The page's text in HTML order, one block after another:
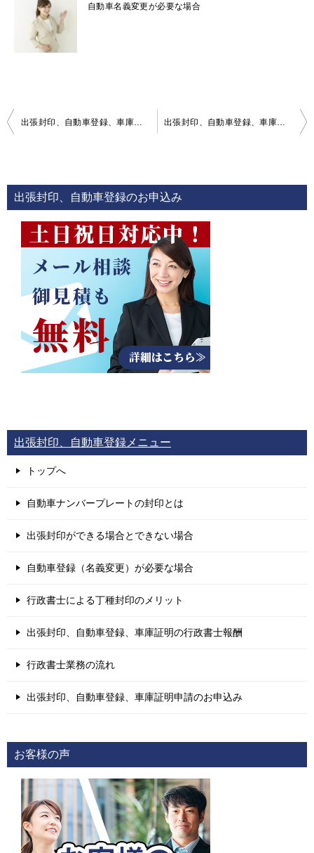
自動車名義変更が必要な場合
投
ビ
ゲ
出張封印、自動車登録のお申込み
出張封印、自動車登録メニュー
トップへ
自動車ナンバープレートの封印とは
出張封印ができる場合とできない場合
自動車登録（名義変更）が必要な場合
行政書士による丁種封印のメリット
出張封印、自動車登録、車庫証明の行政書士報酬
行政書士業務の流れ
出張封印、自動車登録、車庫証明申請のお申込み
お客様の声